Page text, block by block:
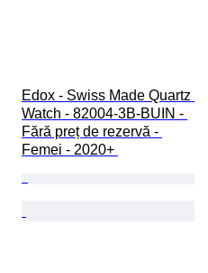
Edox - Swiss Made Quartz
Watch - 82004-3B-BUIN -
Fără preț de rezervă -
Femei - 2020+